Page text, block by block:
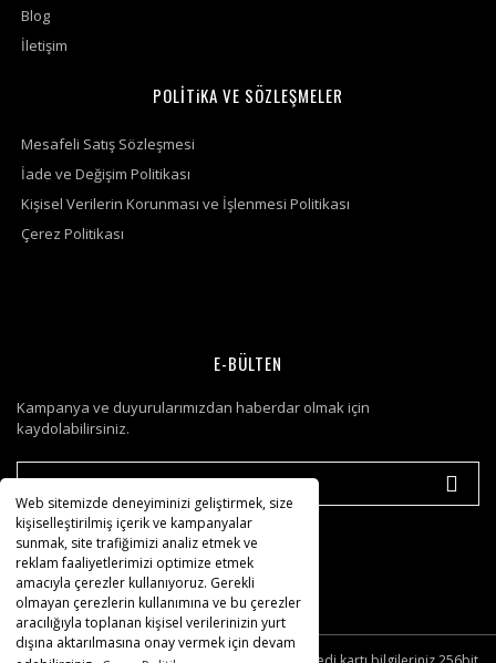
Web sitemizde deneyiminizi geliştirmek, size
kişiselleştirilmiş içerik ve kampanyalar
sunmak, site trafiğimizi analiz etmek ve
reklam faaliyetlerimizi optimize etmek
amacıyla çerezler kullanıyoruz. Gerekli
olmayan çerezlerin kullanımına ve bu çerezler
aracılığıyla toplanan kişisel verilerinizin yurt
dışına aktarılmasına onay vermek için devam
Blog
İletişim
POLİTiKA VE SÖZLEŞMELER
Mesafeli Satış Sözleşmesi
İade ve Değişim Politikası
Kişisel Verilerin Korunması ve İşlenmesi Politikası
Çerez Politikası
E-BÜLTEN
Kampanya ve duyurularımızdan haberdar olmak için
kaydolabilirsiniz.